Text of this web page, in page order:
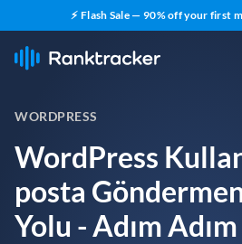
⚡ Flash Sale — 90% off your first
WORDPRESS
WordPress
posta
Yolu - Adım